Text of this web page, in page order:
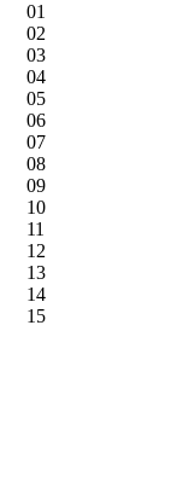
01
02
03
04
05
06
07
08
09
10
11
12
13
14
15